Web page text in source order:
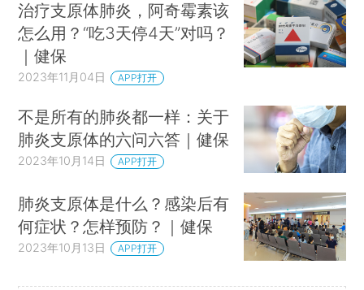
治疗支原体肺炎，阿奇霉素该
怎么用？“吃3天停4天”对吗？
｜健保
2023年11月04日 APP打开
不是所有的肺炎都一样：关于
肺炎支原体的六问六答｜健保
2023年10月14日 APP打开
肺炎支原体是什么？感染后有
何症状？怎样预防？｜健保
2023年10月13日 APP打开